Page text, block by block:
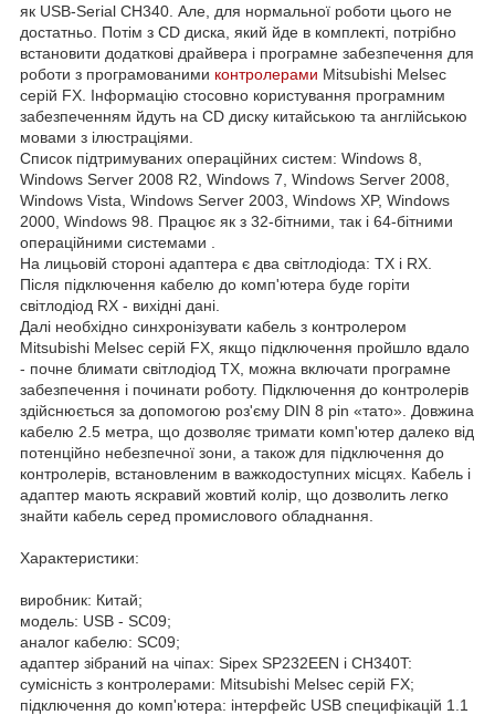
як USB-Serial CH340. Але, для нормальної роботи цього не
достатньо. Потім з CD диска, який йде в комплекті, потрібно
встановити додаткові драйвера і програмне забезпечення для
роботи з програмованими контролерами Mitsubishi Melsec
серій FX. Інформацію стосовно користування програмним
забезпеченням йдуть на CD диску китайською та англійською
мовами з ілюстраціями.
Список підтримуваних операційних систем: Windows 8,
Windows Server 2008 R2, Windows 7, Windows Server 2008,
Windows Vista, Windows Server 2003, Windows XP, Windows
2000, Windows 98. Працює як з 32-бітними, так і 64-бітними
операційними системами .
На лицьовій стороні адаптера є два світлодіода: TX і RX.
Після підключення кабелю до комп'ютера буде горіти
світлодіод RX - вихідні дані.
Далі необхідно синхронізувати кабель з контролером
Mitsubishi Melsec серій FX, якщо підключення пройшло вдало
- почне блимати світлодіод TX, можна включати програмне
забезпечення і починати роботу. Підключення до контролерів
здійснюється за допомогою роз'єму DIN 8 pin «тато». Довжина
кабелю 2.5 метра, що дозволяє тримати комп'ютер далеко від
потенційно небезпечної зони, а також для підключення до
контролерів, встановленим в важкодоступних місцях. Кабель і
адаптер мають яскравий жовтий колір, що дозволить легко
знайти кабель серед промислового обладнання.
Характеристики:
виробник: Китай;
модель: USB - SC09;
аналог кабелю: SC09;
адаптер зібраний на чіпах: Sipex SP232EEN і CH340T:
сумісність з контролерами: Mitsubishi Melsec серій FX;
підключення до комп'ютера: інтерфейс USB специфікацій 1.1